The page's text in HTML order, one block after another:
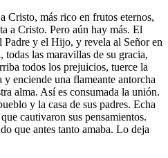
Cristo, más rico en frutos eternos,
a Cristo. Pero aún hay más. El
y el Hijo, y revela al Señor en
todas las maravillas de su gracia,
todos los prejuicios, tuerce la
enciende una flameante antorcha
alma. Así es consumada la unión.
y la casa de sus padres. Echa
cautivaron sus pensamientos.
que antes tanto amaba. Lo deja